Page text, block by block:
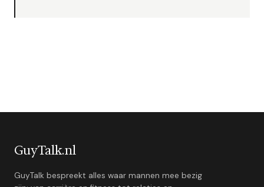
GuyTalk.nl
GuyTalk bespreekt alles waar mannen mee bezig